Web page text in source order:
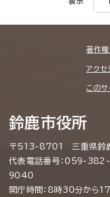
著作権
アクセ
このサ
鈴鹿市役所
〒513-8701 三重県鈴
代表電話番号：059-
9040
開庁時間：8時30分から